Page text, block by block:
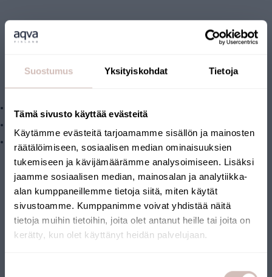
Suostumus Yksityiskohdat Tietoja
Tämä sivusto käyttää evästeitä
Käytämme evästeitä tarjoamamme sisällön ja mainosten
räätälöimiseen, sosiaalisen median ominaisuuksien
tukemiseen ja kävijämäärämme analysoimiseen. Lisäksi
jaamme sosiaalisen median, mainosalan ja analytiikka-
alan kumppaneillemme tietoja siitä, miten käytät
sivustoamme. Kumppanimme voivat yhdistää näitä
tietoja muihin tietoihin, joita olet antanut heille tai joita on
kerätty, kun olet käyttänyt heidän palvelujaan.
Kit de filtres de rechange pour filtre en
ligne AQVA XL, référence AQ3XL-MF1-
IRON-CAT
Comprend les filtres suivants :
1 fer à repasser AQVA taille XL (AQ052)
messages.reviews